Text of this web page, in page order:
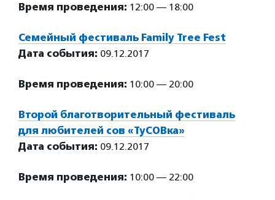
Время проведения: 12:00 — 18:00
Семейный фестиваль Family Tree Fest
Дата события: 09.12.2017
Время проведения: 10:00 — 20:00
Второй благотворительный фестиваль
для любителей сов «ТуСОВка»
Дата события: 09.12.2017
Время проведения: 10:00 — 22:00